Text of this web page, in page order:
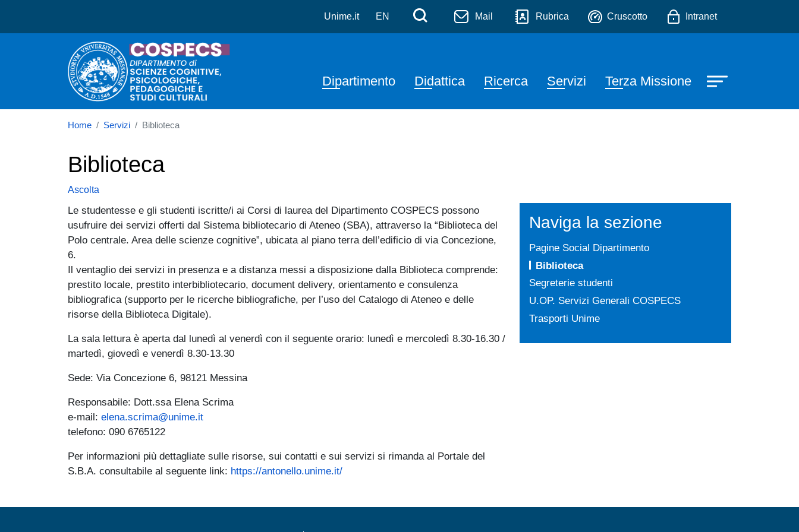
Salta al contenuto principale
Dipartimento di Scienze Cognitive, Psicologiche, Pedagogiche e degli Studi
Unime.it EN Menù di servizio
Cerca Mail Rubrica Cruscotto Intranet
Navigazione principale
Dipartimento Didattica Ricerca Servizi Terza Missione
Home Servizi Biblioteca
Biblioteca
Ascolta
Le studentesse e gli studenti iscritte/i ai Corsi di laurea del Dipartimento COSPECS possono
usufruire dei servizi offerti dal Sistema bibliotecario di Ateneo (SBA), attraverso la “Biblioteca del
Polo centrale. Area delle scienze cognitive”, ubicata al piano terra dell’edificio di via Concezione,
6.
Il ventaglio dei servizi in presenza e a distanza messi a disposizione dalla Biblioteca comprende:
prestito locale, prestito interbibliotecario, document delivery, orientamento e consulenza
bibliografica (supporto per le ricerche bibliografiche, per l’uso del Catalogo di Ateneo e delle
risorse della Biblioteca Digitale).
La sala lettura è aperta dal lunedì al venerdì con il seguente orario: lunedì e mercoledì 8.30-16.30 /
martedì, giovedì e venerdì 8.30-13.30
Sede: Via Concezione 6, 98121 Messina
Responsabile: Dott.ssa Elena Scrima
e-mail: elena.scrima@unime.it
telefono: 090 6765122
Per informazioni più dettagliate sulle risorse, sui contatti e sui servizi si rimanda al Portale del
S.B.A. consultabile al seguente link: https://antonello.unime.it/
Naviga la sezione
Pagine Social Dipartimento
Biblioteca
Segreterie studenti
U.OP. Servizi Generali COSPECS
Trasporti Unime